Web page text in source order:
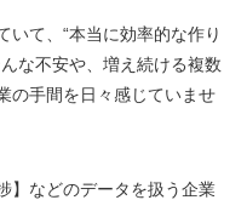
いて、“本当に効率的な作り
な不安や、増え続ける複数
の手間を日々感じていませ
】などのデータを扱う企業